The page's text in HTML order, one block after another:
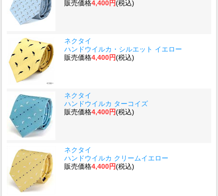
販売価格4,400円(税込)
ネクタイ
ハンドウイルカ・シルエット イエロー
販売価格4,400円(税込)
ネクタイ
ハンドウイルカ ターコイズ
販売価格4,400円(税込)
ネクタイ
ハンドウイルカ クリームイエロー
販売価格4,400円(税込)